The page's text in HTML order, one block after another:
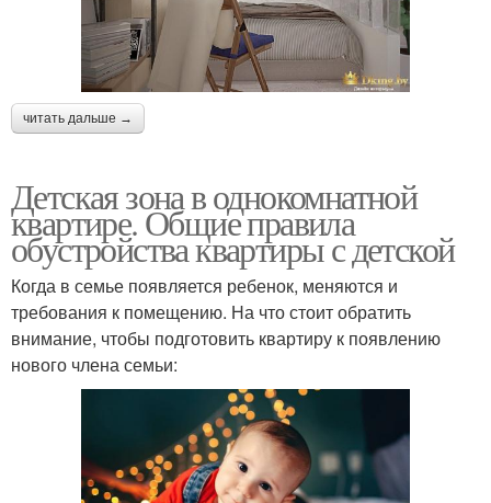
читать дальше →
Детская зона в однокомнатной
квартире. Общие правила
обустройства квартиры с детской
Когда в семье появляется ребенок, меняются и
требования к помещению. На что стоит обратить
внимание, чтобы подготовить квартиру к появлению
нового члена семьи: